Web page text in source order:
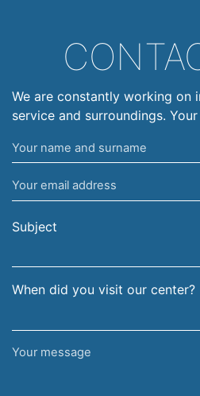
We are constantly working on
service and surroundings.
Your
name
and
surname
Your
email
address
Subject
When did you visit our center?
Your